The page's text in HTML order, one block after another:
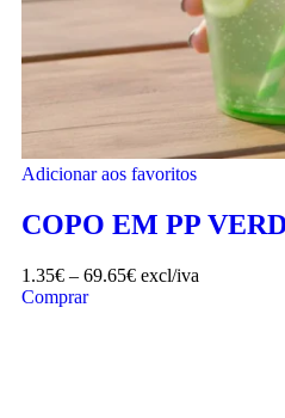
Adicionar aos favoritos
COPO EM PP
1.35€ – 69.65€ excl/iva
Comprar